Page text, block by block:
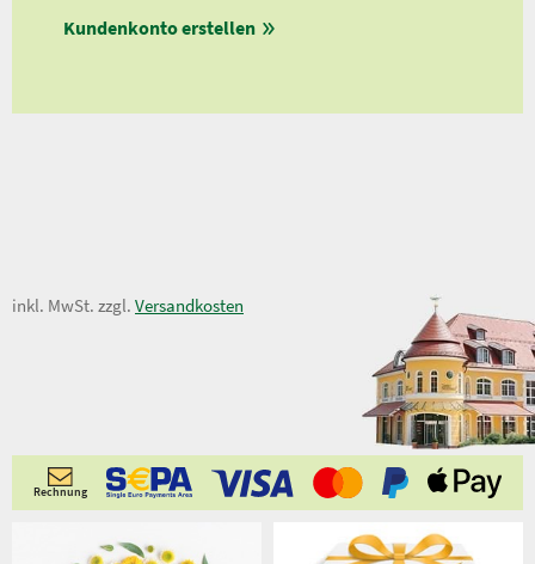
Kundenkonto erstellen
2,95 €
inkl. MwSt. zzgl. Versandkosten
Rechnung